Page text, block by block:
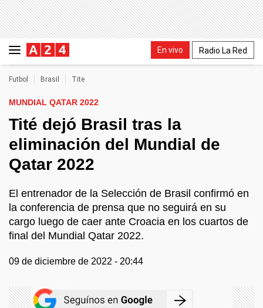
En vivo Radio La Red
Futbol Brasil Tite
MUNDIAL QATAR 2022
Tité dejó Brasil tras la
eliminación del Mundial de
Qatar 2022
El entrenador de la Selección de Brasil confirmó en
la conferencia de prensa que no seguirá en su
cargo luego de caer ante Croacia en los cuartos de
final del Mundial Qatar 2022.
09 de diciembre de 2022 - 20:44